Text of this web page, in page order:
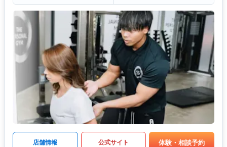
店舗情報 公式サイト 体験・相談予約